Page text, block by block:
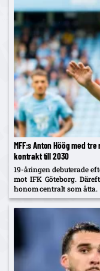
MFF:s Anton Höög med
kontrakt till 2030
19-åringen debuterade
mot IFK Göteborg.
honom centralt som åtta.